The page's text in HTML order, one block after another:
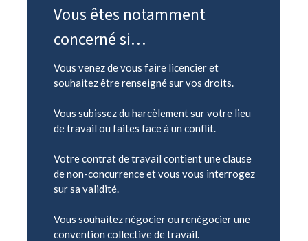
Vous êtes notamment
concerné si…
Vous venez de vous faire licencier et
souhaitez être renseigné sur vos droits.
Vous subissez du harcèlement sur votre lieu
de travail ou faites face à un conflit.
Votre contrat de travail contient une clause
de non-concurrence et vous vous interrogez
sur sa validité.
Vous souhaitez négocier ou renégocier une
convention collective de travail.